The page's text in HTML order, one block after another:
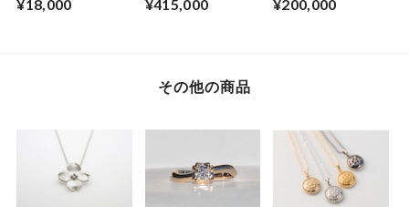
¥18,000
グ
¥415,000
グ
¥200,000
その他の商品